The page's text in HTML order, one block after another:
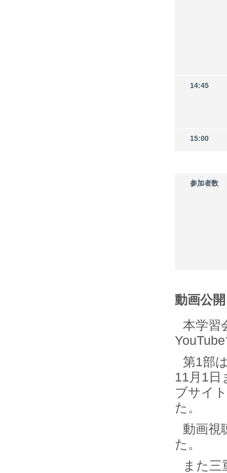
14:45
15:00
参加者数
動画公開
本学習
第1部
11月1日
ブサイ
た。
動画
た。
また三